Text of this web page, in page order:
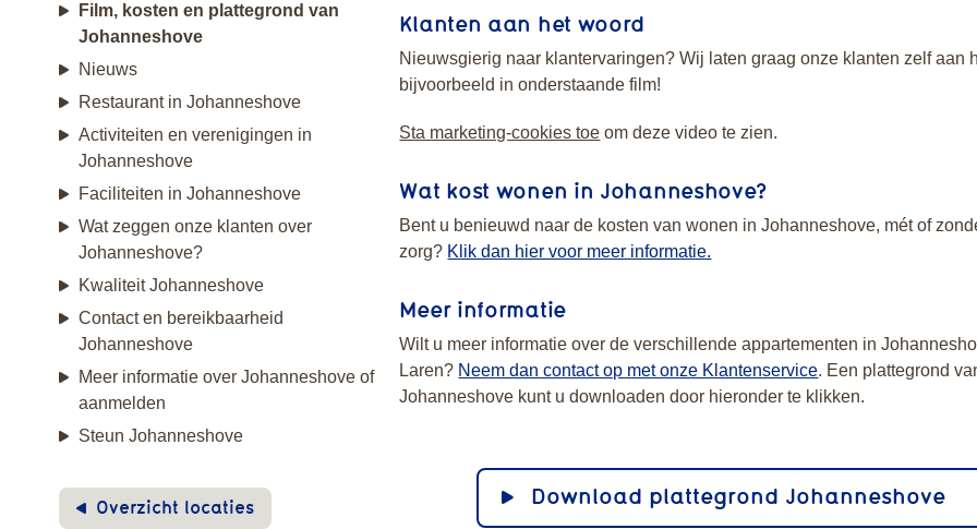
Film, kosten en plattegrond van
Johanneshove
Nieuws
Restaurant in Johanneshove
Activiteiten en verenigingen in
Johanneshove
Faciliteiten in Johanneshove
Wat zeggen onze klanten over
Johanneshove?
Kwaliteit Johanneshove
Contact en bereikbaarheid
Johanneshove
Meer informatie over Johanneshove of
aanmelden
Steun Johanneshove
Overzicht locaties
Klanten aan het woord
Nieuwsgierig naar klantervaringen? Wij laten graag onze klanten zelf aan
bijvoorbeeld in onderstaande film!
Sta marketing-cookies toe om deze video te zien.
Wat kost wonen in Johanneshove?
Bent u benieuwd naar de kosten van wonen in Johanneshove, mét of
zorg? Klik dan hier voor meer informatie.
Meer informatie
Wilt u meer informatie over de verschillende appartementen in
Laren? Neem dan contact op met onze Klantenservice. Een plattegrond
Johanneshove kunt u downloaden door hieronder te klikken.
Download plattegrond Johanneshove